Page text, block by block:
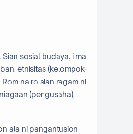
sosial budaya, i ma
etnisitas (kelompok-
na ro sian ragam ni
(pengusaha),
ala ni pangantusion